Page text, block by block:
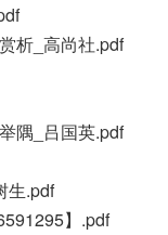
析_高尚社.pdf
隅_吕国英.pdf
生.pdf
】.pdf